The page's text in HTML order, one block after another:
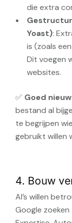
die extra
Yoast):
is (zoals
Dit voegen
websites.
✅ Goed
bestand al
te begrijpen
gebruikt willen
4. Bouw
AI’s willen
Google zoeken